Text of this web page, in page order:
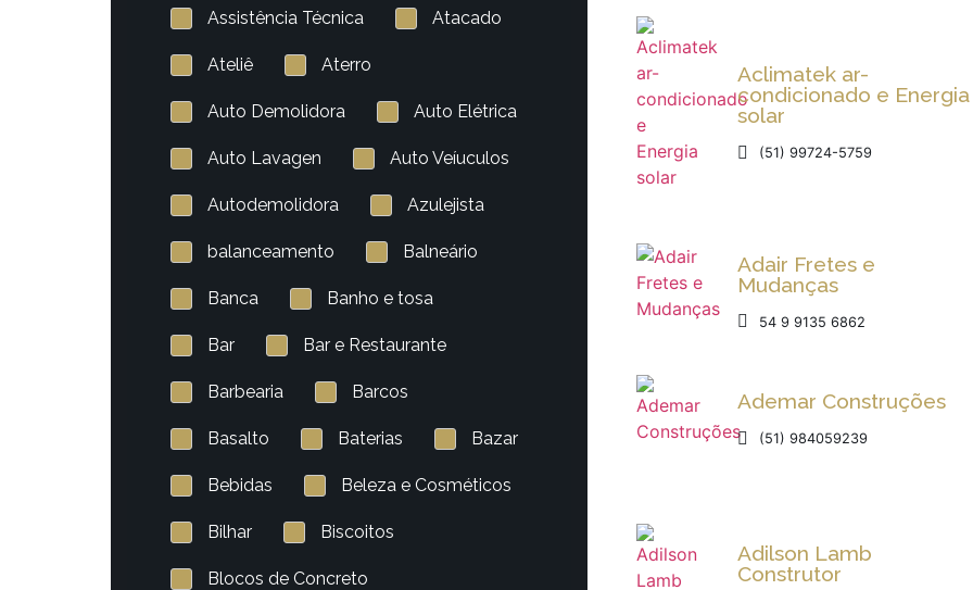
Assistência Técnica Atacado
Ateliê Aterro
Auto Demolidora Auto Elétrica
Auto Lavagen Auto Veíuculos
Autodemolidora Azulejista
balanceamento Balneário
Banca Banho e tosa
Bar Bar e Restaurante
Barbearia Barcos
Basalto Baterias Bazar
Bebidas Beleza e Cosméticos
Bilhar Biscoitos
Blocos de Concreto
Aclimatek ar-
condicionado e Energia
solar
(51) 99724-5759
Adair Fretes e
Mudanças
54 9 9135 6862
Ademar Construções
(51) 984059239
Adilson Lamb
Construtor